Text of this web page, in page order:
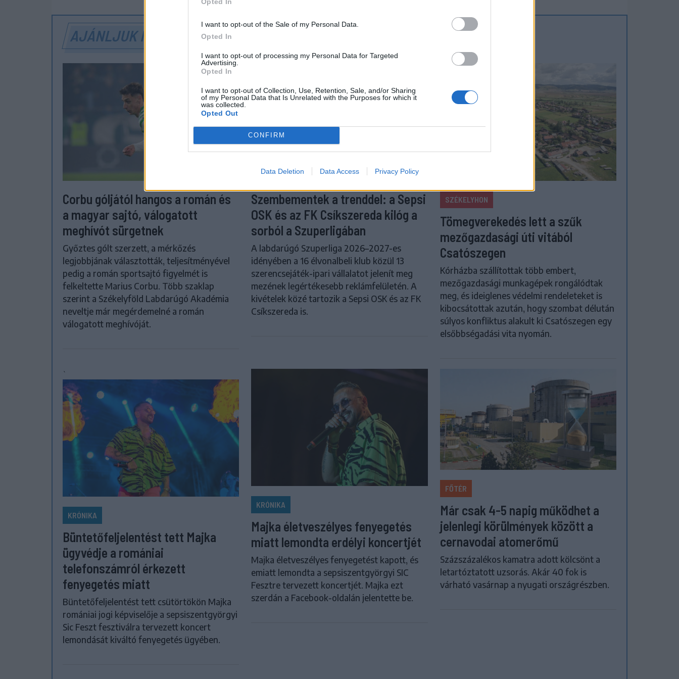
I want to opt-out of the Sale of my Personal Data.
Opted In
I want to opt-out of processing my Personal Data for Targeted
Advertising.
Opted In
I want to opt-out of Collection, Use, Retention, Sale, and/or Sharing
of my Personal Data that Is Unrelated with the Purposes for which it
was collected.
Opted Out
CONFIRM
Data Deletion Data Access Privacy Policy
AJÁNLJUK MÉG
Corbu góljától hangos a román és
a magyar sajtó, válogatott
meghívót sürgetnek
Győztes gólt szerzett, a mérkőzés
legjobbjának választották, teljesítményével
pedig a román sportsajtó figyelmét is
felkeltette Marius Corbu. Több szaklap
szerint a Székelyföld Labdarúgó Akadémia
neveltje már megérdemelné a román
válogatott meghívóját.
Szembementek a trenddel: a Sepsi
OSK és az FK Csíkszereda kilóg a
sorból a Szuperligában
A labdarúgó Szuperliga 2026–2027-es
idényében a 16 élvonalbeli klub közül 13
szerencsejáték-ipari vállalatot jelenít meg
mezének legértékesebb reklámfelületén. A
kivételek közé tartozik a Sepsi OSK és az FK
Csíkszereda is.
SZÉKELYHON
Tömegverekedés lett a szűk
mezőgazdasági úti vitából
Csatószegen
Kórházba szállítottak több embert,
mezőgazdasági munkagépek rongálódtak
meg, és ideiglenes védelmi rendeleteket is
kibocsátottak azután, hogy szombat délután
súlyos konfliktus alakult ki Csatószegen egy
elsőbbségadási vita nyomán.
`
KRÓNIKA
Büntetőfeljelentést tett Majka
ügyvédje a romániai
telefonszámról érkezett
fenyegetés miatt
Büntetőfeljelentést tett csütörtökön Majka
romániai jogi képviselője a sepsiszentgyörgyi
Sic Feszt fesztiválra tervezett koncert
lemondását kiváltó fenyegetés ügyében.
KRÓNIKA
Majka életveszélyes fenyegetés
miatt lemondta erdélyi koncertjét
Majka életveszélyes fenyegetést kapott, és
emiatt lemondta a sepsiszentgyörgyi SIC
Fesztre tervezett koncertjét. Majka ezt
szerdán a Facebook-oldalán jelentette be.
FŐTÉR
Már csak 4-5 napig működhet a
jelenlegi körülmények között a
cernavodai atomerőmű
Százszázalékos kamatra adott kölcsönt a
letartóztatott uzsorás. Akár 40 fok is
várható vasárnap a nyugati országrészben.